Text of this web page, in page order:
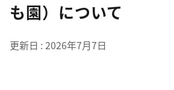
も園）について
更新日 2026年7月7日